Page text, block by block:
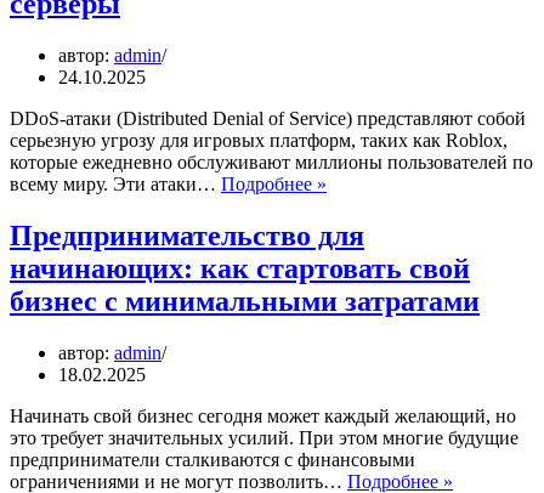
автор: admin
24.10.2025
DDoS-атаки (Distributed Denial of Service) представляют собой
серьезную угрозу для игровых платформ, таких как Roblox,
которые ежедневно обслуживают миллионы пользователей по
всему миру. Эти атаки… Подробнее »
предотвращению
DDoS-
на
Предпринимательство для
начинающих: как стартовать свой
бизнес с минимальными затратами
автор: admin
18.02.2025
Начинать свой бизнес сегодня может каждый желающий, но
это требует значительных усилий. При этом многие будущие
предприниматели сталкиваются с финансовыми
ограничениями и не могут позволить… Подробнее »